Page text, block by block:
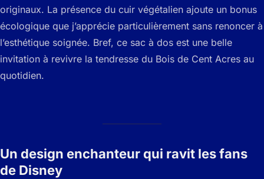
originaux. La présence du cuir végétalien ajoute un bonus
écologique que j’apprécie particulièrement sans renoncer à
l’esthétique soignée. Bref, ce sac à dos est une belle
invitation à revivre la tendresse du Bois de Cent Acres au
quotidien.
Un design enchanteur qui ravit les fans
de Disney